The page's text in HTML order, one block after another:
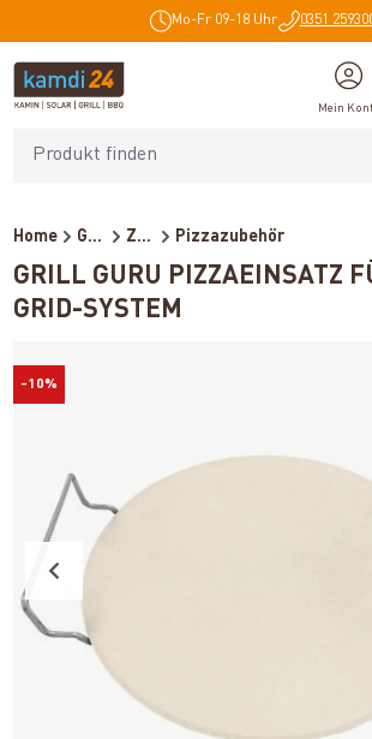
Mo-Fr 09-18 Uhr 0351
Mein
Home Grillzubehör Zubehör Pizzazubehör
GRILL GURU PIZZAEINSATZ
GRID-SYSTEM
-10%